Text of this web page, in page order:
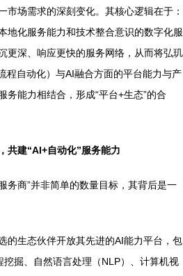
市场需求的深刻变化。其核心逻辑在于：
地化服务能力和技术整合意识的数字化服
更深、响应更快的服务网络，从而将弘玑
程自动化）与AI融合方面的平台能力与产
务能力相结合，形成“平台+生态”的合
共建“AI+自动化”服务能力
务商”并非简单的数量目标，其背后是一
的生态伙伴开放其先进的AI能力平台，包
掘、自然语言处理（NLP）、计算机视